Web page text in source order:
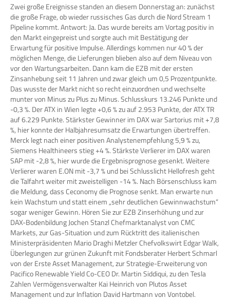
Zwei große Ereignisse standen an diesem Donnerstag an: zunächst
die große Frage, ob wieder russisches Gas durch die Nord Stream 1
Pipeline kommt. Antwort: Ja. Das wurde bereits am Vortag positiv in
den Markt eingepreist und sorgte auch mit Bestätigung der
Erwartung für positive Impulse. Allerdings kommen nur 40 % der
möglichen Menge, die Lieferungen blieben also auf dem Niveau von
vor den Wartungsarbeiten. Dann kam die EZB mit der ersten
Zinsanhebung seit 11 Jahren und zwar gleich um 0,5 Prozentpunkte.
Das wusste der Markt nicht so recht einzuordnen und wechselte
munter von Minus zu Plus zu Minus. Schlusskurs 13.246 Punkte und
-0,3 %. Der ATX in Wien legte +0,6 % zu auf 2.953 Punkte, der ATX TR
auf 6.229 Punkte. Stärkster Gewinner im DAX war Sartorius mit +7,8
%, hier konnte der Halbjahresumsatz die Erwartungen übertreffen.
Merck legt nach einer positiven Analystenempfehlung 5,9 % zu,
Siemens Healthineers stieg +4 %. Stärkste Verlierer im DAX waren
SAP mit -2,8 %, hier wurde die Ergebnisprognose gesenkt. Weitere
Verlierer waren E.ON mit -3,7 % und bei Schlusslicht Hellofresh geht
die Talfahrt weiter mit zweistelligen -14 %. Nach Börsenschluss kam
die Meldung, dass Ceconomy die Prognose senkt. Man erwarte nun
kein Wachstum und statt einem „sehr deutlichen Gewinnwachstum“
sogar weniger Gewinn. Hören Sie zur EZB Zinserhöhung und zur
DAX-Bodenbildung Jochen Stanzl Chefmarktanalyst von CMC
Markets, zur Gas-Situation und zum Rücktritt des italienischen
Ministerpräsidenten Mario Draghi Metzler Chefvolkswirt Edgar Walk,
Überlegungen zur grünen Zukunft mit Fondsberater Herbert Schmarl
von der Erste Asset Management, zur Strategie-Erweiterung von
Pacifico Renewable Yield Co-CEO Dr. Martin Siddiqui, zu den Tesla
Zahlen Vermögensverwalter Kai Heinrich von Plutos Asset
Management und zur Inflation David Hartmann von Vontobel.